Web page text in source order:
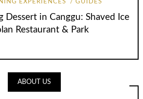
EXPERIENCES GUIDES
Dessert in Canggu: Shaved Ice
Restaurant & Park
ABOUT US